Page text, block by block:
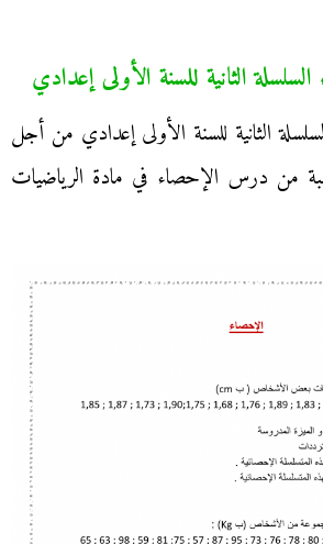
الثانية للسنة الأولى إعدادي
الثانية للسنة الأولى إعدادي من أجل
من درس الإحصاء في مادة الرياضيات